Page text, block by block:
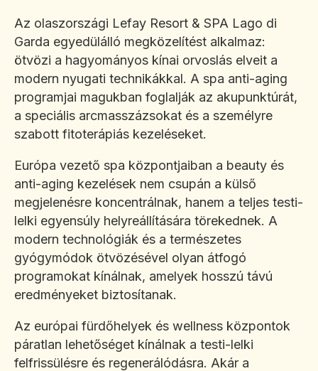
Az olaszországi Lefay Resort & SPA Lago di
Garda egyedülálló megközelítést alkalmaz:
ötvözi a hagyományos kínai orvoslás elveit a
modern nyugati technikákkal. A spa anti-aging
programjai magukban foglalják az akupunktúrát,
a speciális arcmasszázsokat és a személyre
szabott fitoterápiás kezeléseket.
Európa vezető spa központjaiban a beauty és
anti-aging kezelések nem csupán a külső
megjelenésre koncentrálnak, hanem a teljes testi-
lelki egyensúly helyreállítására törekednek. A
modern technológiák és a természetes
gyógymódok ötvözésével olyan átfogó
programokat kínálnak, amelyek hosszú távú
eredményeket biztosítanak.
Az európai fürdőhelyek és wellness központok
páratlan lehetőséget kínálnak a testi-lelki
felfrissülésre és regenerálódásra. Akár a